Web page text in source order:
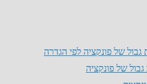
גבול של פונקציה לפי הגדרה
גבול של פונקציה